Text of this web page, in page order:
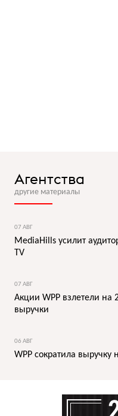
Агентства
другие материалы
07 АВГ
MediaHills усилит
TV
07 АВГ
Акции WPP взлетели на
выручки
06 АВГ
WPP сократила выручку